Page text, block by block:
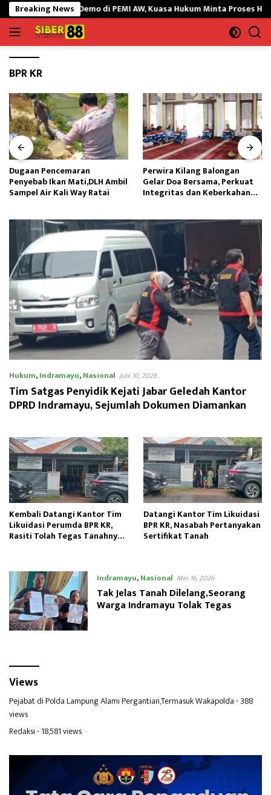
Langsung
ke
konten
Breaking News
Aksi Demo di PEMI AW, Kuasa Hukum Minta Proses Hukum
BPR KR
Dugaan Pencemaran
Penyebab Ikan Mati,DLH Ambil
Sampel Air Kali Way Ratai
Perwira Kilang Balongan
Gelar Doa Bersama, Perkuat
Integritas dan Keberkahan
Hukum,Indramayu,Nasional Juni 10, 2026
Tim Satgas Penyidik Kejati Jabar Geledah Kantor
DPRD Indramayu, Sejumlah Dokumen Diamankan
Kembali Datangi Kantor Tim
Likuidasi Perumda BPR KR,
Rasiti Tolah Tegas Tanahnya
Datangi Kantor Tim Likuidasi
BPR KR, Nasabah Pertanyakan
Sertifikat Tanah
Indramayu,Nasional Mei 16, 2026
Tak Jelas Tanah Dilelang,Seorang
Warga Indramayu Tolak Tegas
Views
Pejabat di Polda Lampung Alami Pergantian,Termasuk Wakapolda- 388
views
Redaksi- 18,581 views